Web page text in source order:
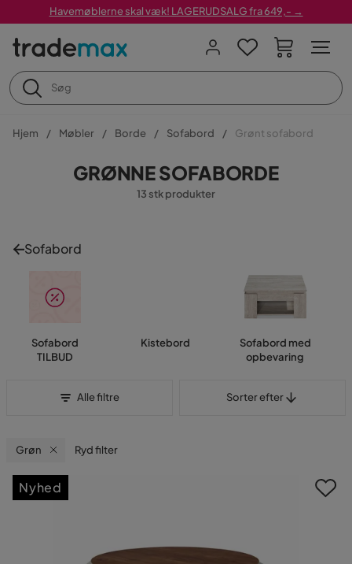
Havemøblerne skal væk! LAGERUDSALG fra 649,- →
Hjem Møbler Borde Sofabord Grønt sofabord
GRØNNE SOFABORDE
13 stk produkter
Sofabord
Sofabord
TILBUD
Kistebord
Sofabord med
opbevaring
Alle filtre Sorter efter
Grøn Ryd filter
Nyhed